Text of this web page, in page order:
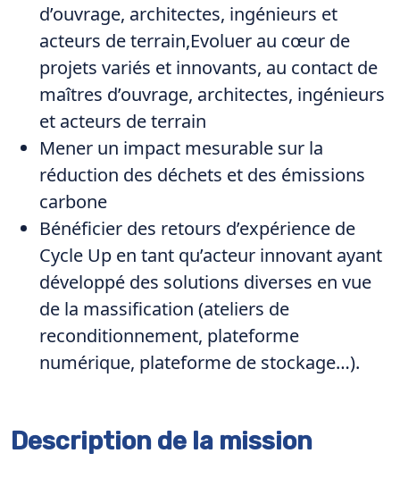
d’ouvrage, architectes, ingénieurs et
acteurs de terrain,Evoluer au cœur de
projets variés et innovants, au contact de
maîtres d’ouvrage, architectes, ingénieurs
et acteurs de terrain
Mener un impact mesurable sur la
réduction des déchets et des émissions
carbone
Bénéficier des retours d’expérience de
Cycle Up en tant qu’acteur innovant ayant
développé des solutions diverses en vue
de la massification (ateliers de
reconditionnement, plateforme
numérique, plateforme de stockage…).
Description de la mission